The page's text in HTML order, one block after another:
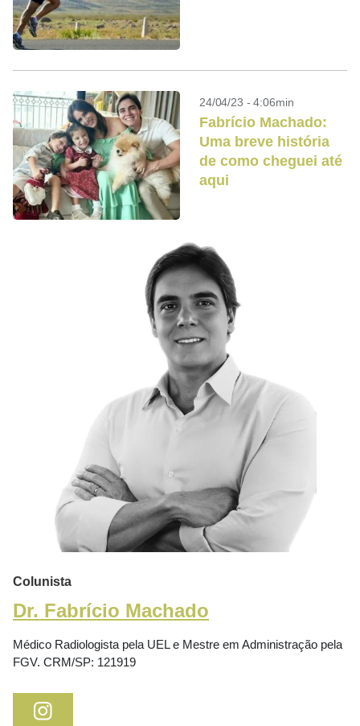
Colunista
Dr. Fabrício Machado
Médico Radiologista pela UEL e Mestre em Administração pela
FGV. CRM/SP: 121919
24/04/23 - 4:06min
Fabrício Machado:
Uma breve história
de como cheguei até
aqui